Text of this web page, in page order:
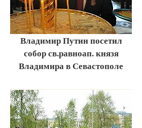
Владимир Путин посетил
собор св.равноап. князя
Владимира в Севастополе